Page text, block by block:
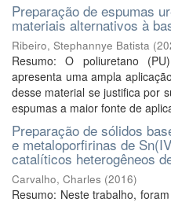
Preparação de espumas
materiais alternativos à
Ribeiro, Stephannye Batista (
Resumo: O poliuretano
apresenta uma ampla
desse material se justifica por
espumas a maior fonte de
Preparação de sólidos
e metaloporfirinas de
catalíticos heterogêneos
Carvalho, Charles (2016)
Resumo: Neste trabalho,